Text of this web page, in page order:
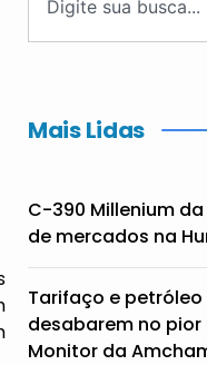
Mais Lidas
C-390 Millenium
de mercados na
Tarifaço e petróleo
desabarem no
Monitor da